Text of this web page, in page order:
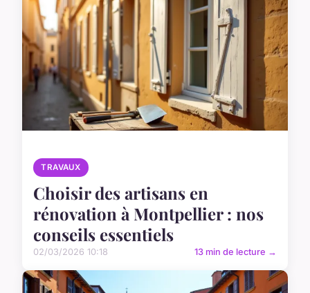
TRAVAUX
Choisir des artisans en
rénovation à Montpellier : nos
conseils essentiels
02/03/2026 10:18 13 min de lecture →